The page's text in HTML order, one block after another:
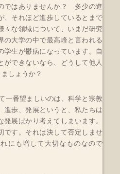
ではありませんか？ 多少の進
、それほど進歩しているとまで
々な領域について、いまだ研究
の大学の中で最高峰と言われる
学生が鬱病になっています。自
ができないなら、どうして他人
ましょうか？
一番望ましいのは、科学と宗教
進歩、発展というと、私たちは
展ばかり考えてしまいます。
です。それは決して否定しませ
にも増して大切なものなので